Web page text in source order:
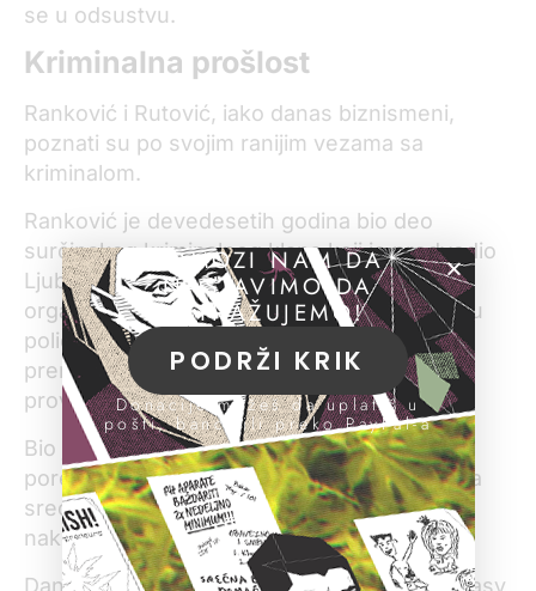
se u odsustvu.
Kriminalna prošlost
Ranković i Rutović, iako danas biznismeni,
poznati su po svojim ranijim vezama sa
kriminalom.
Ranković je devedesetih godina bio deo
surčinskog kriminalnog klana koji je predvodio
Ljubiša Buha Čume, piše u Beloj knjizi
organizovanog kriminala MUP-a. Hapšen je u
policijskoj akciji „Sablja“ nakon ubistva
premijera Zorana Đinđića kada je u pritvoru
proveo tri meseca.
Bio je optužen zbog utaje višemilionskog
poreza u svojoj firmi koja se bavila igrama na
sreću i držala poker aparate, ali je postupak
nakon osam godina trajanja zastareo.
Danas je zvanično vlasnik samo firme „Fantasy
POMOZI NAM DA
NASTAVIMO DA
ISTRAŽUJEMO!
PODRŽI KRIK
Donacije možeš da uplatiš u
pošti, banci ili preko PayPal-a